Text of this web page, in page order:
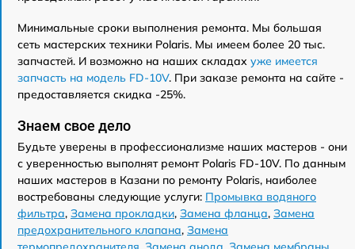
Минимальные сроки выполнения ремонта. Мы большая
сеть мастерских техники Polaris. Мы имеем более 20 тыс.
запчастей. И возможно на наших складах уже имеется
запчасть на модель FD-10V. При заказе ремонта на сайте -
предоставляется скидка -25%.
Знаем свое дело
Будьте уверены в профессионализме наших мастеров - они
с уверенностью выполнят ремонт Polaris FD-10V. По данным
наших мастеров в Казани по ремонту Polaris, наиболее
востребованы следующие услуги: Промывка водяного
фильтра, Замена прокладки, Замена фланца, Замена
предохранительного клапана, Замена